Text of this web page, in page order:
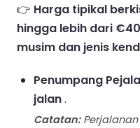
👉 Harga tipikal
hingga lebih dari
musim dan jenis
Penumpang
jalan.
Catatan: